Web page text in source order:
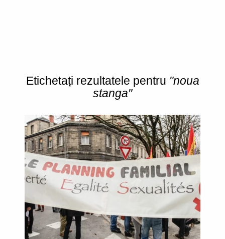
Etichetați rezultatele pentru "noua
stanga"